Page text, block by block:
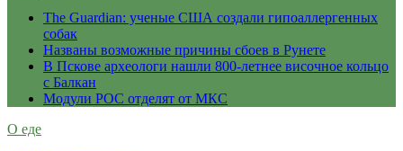
The Guardian: ученые США создали гипоаллергенных
собак
Названы возможные причины сбоев в Рунете
В Пскове археологи нашли 800-летнее височное кольцо
с Балкан
Модули РОС отделят от МКС
О еде